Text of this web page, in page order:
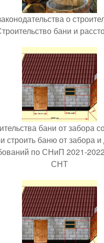
о
бани и
бани от забора
строить баню от забора
по СНиП 2021-
СНТ